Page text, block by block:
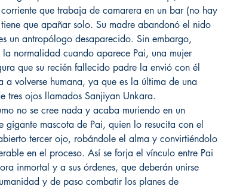
que trabaja de camarera en un bar (no hay
que apañar solo. Su madre abandonó el nido
un antropólogo desaparecido. Sin embargo,
normalidad cuando aparece Pai, una mujer
que su recién fallecido padre la envió con él
a volverse humana, ya que es la última de una
tres ojos llamados Sanjiyan Unkara.
no se cree nada y acaba muriendo en un
gigante mascota de Pai, quien lo resucita con el
tercer ojo, robándole el alma y convirtiéndolo
en el proceso. Así se forja el vínculo entre Pai
inmortal y a sus órdenes, que deberán unirse
y de paso combatir los planes de